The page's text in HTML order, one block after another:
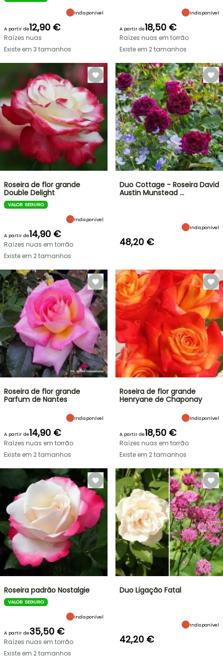
Indisponível
A partir de12,90 €
Raízes nuas
Existe em 3 tamanhos
Indisponível
A partir de18,50 €
Raízes nuas em torrão
Existe em 2 tamanhos
Roseira de flor grande
Double Delight
VALOR SEGURO
Indisponível
A partir de14,90 €
Raízes nuas em torrão
Existe em 2 tamanhos
Duo Cottage - Roseira David
Austin Munstead …
Indisponível
48,20 €
Roseira de flor grande
Parfum de Nantes
Indisponível
A partir de14,90 €
Raízes nuas em torrão
Existe em 2 tamanhos
Roseira de flor grande
Henryane de Chaponay
Indisponível
A partir de18,50 €
Raízes nuas em torrão
Existe em 2 tamanhos
Roseira padrão Nostalgie
VALOR SEGURO
Indisponível
A partir de35,50 €
Raízes nuas em torrão
Existe em 2 tamanhos
Duo Ligação Fatal
Indisponível
42,20 €